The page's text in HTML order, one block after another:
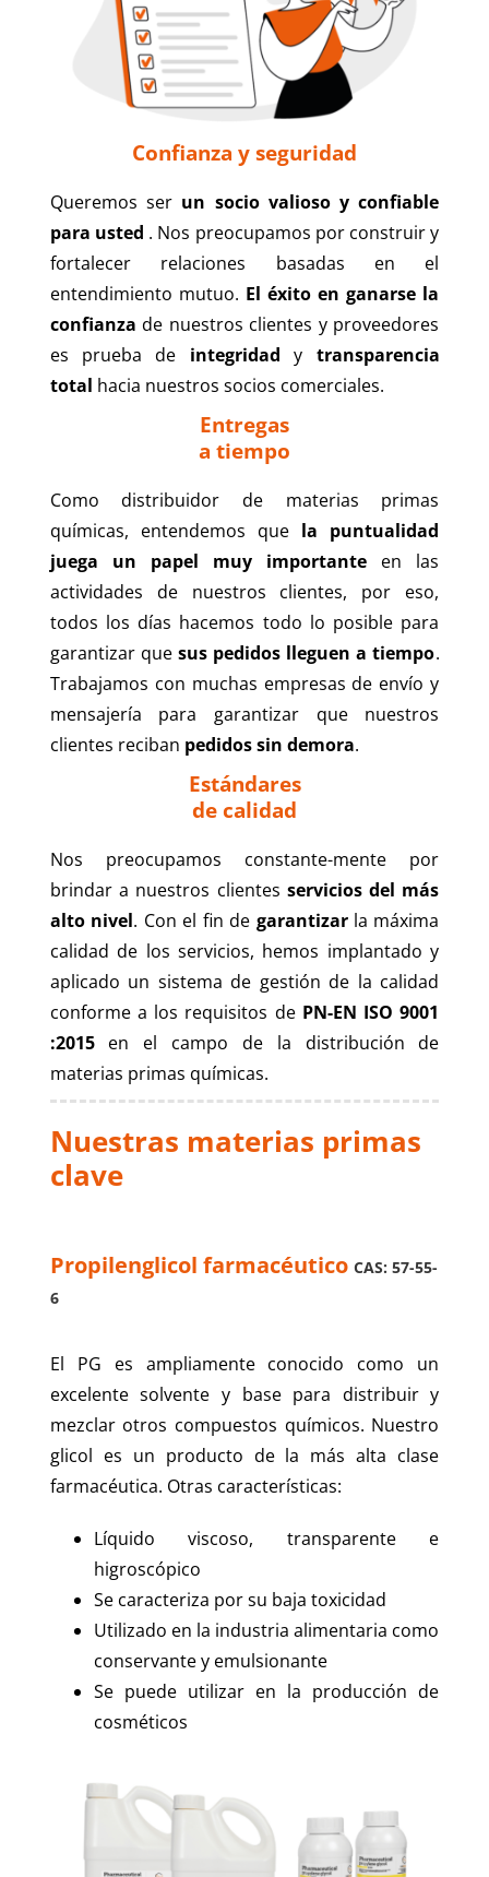
Confianza y seguridad
Queremos ser un socio valioso y confiable
para usted . Nos preocupamos por construir y
fortalecer relaciones basadas en el
entendimiento mutuo. El éxito en ganarse la
confianza de nuestros clientes y proveedores
es prueba de integridad y transparencia
total hacia nuestros socios comerciales.
Entregas
a tiempo
Como distribuidor de materias primas
químicas, entendemos que la puntualidad
juega un papel muy importante en las
actividades de nuestros clientes, por eso,
todos los días hacemos todo lo posible para
garantizar que sus pedidos lleguen a tiempo.
Trabajamos con muchas empresas de envío y
mensajería para garantizar que nuestros
clientes reciban pedidos sin demora.
Estándares
de calidad
Nos preocupamos constante-mente por
brindar a nuestros clientes servicios del más
alto nivel. Con el fin de garantizarla máxima
calidad de los servicios, hemos implantado y
aplicado un sistema de gestión de la calidad
conforme a los requisitos de PN-EN ISO 9001
:2015en el campo de la distribución de
materias primas químicas.
Nuestras materias primas
clave
Propilenglicol farmacéutico CAS: 57-55-
6
El PG es ampliamente conocido como un
excelente solvente y base para distribuir y
mezclar otros compuestos químicos. Nuestro
glicol es un producto de la más alta clase
farmacéutica. Otras características:
Líquido viscoso, transparente e
higroscópico
Se caracteriza por su baja toxicidad
Utilizado en la industria alimentaria como
conservante y emulsionante
Se puede utilizar en la producción de
cosméticos